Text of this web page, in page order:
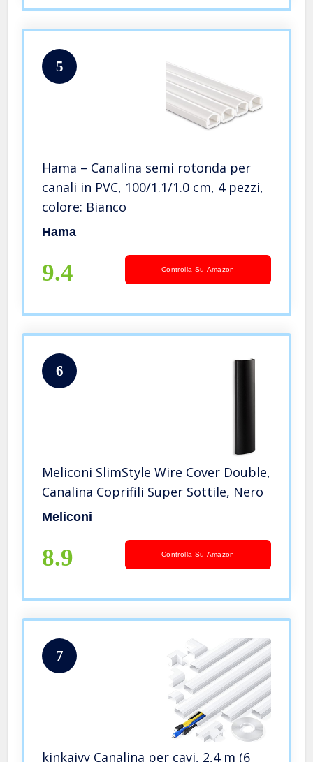
5
Hama – Canalina semi rotonda per
canali in PVC, 100/1.1/1.0 cm, 4 pezzi,
colore: Bianco
Hama
9.4 Controlla Su Amazon
6
Meliconi SlimStyle Wire Cover Double,
Canalina Coprifili Super Sottile, Nero
Meliconi
8.9 Controlla Su Amazon
7
kinkaivy Canalina per cavi, 2,4 m (6